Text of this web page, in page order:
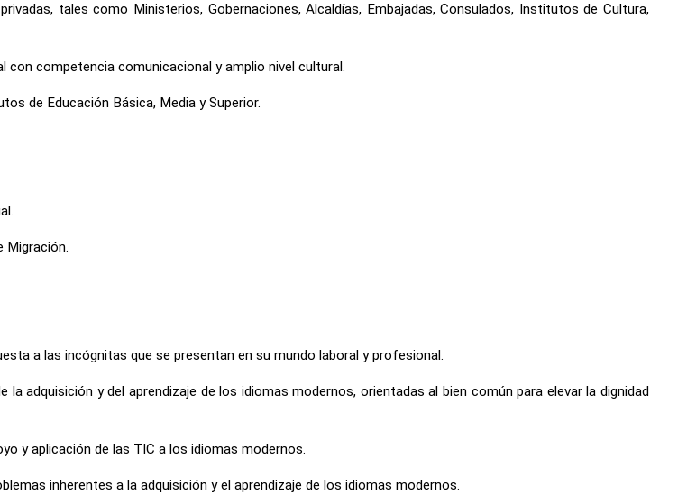
tales como Ministerios, Gobernaciones, Alcaldías, Embajadas, Consulados, Institutos de Cultura,
competencia comunicacional y amplio nivel cultural.
de Educación Básica, Media y Superior.
Migración.
a las incógnitas que se presentan en su mundo laboral y profesional.
adquisición y del aprendizaje de los idiomas modernos, orientadas al bien común para elevar la dignidad
y aplicación de las TIC a los idiomas modernos.
inherentes a la adquisición y el aprendizaje de los idiomas modernos.